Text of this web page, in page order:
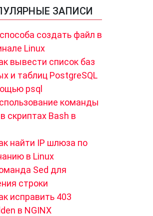
ЗАПИСИ
создать файл в
Linux
вывести список баз
и таблиц PostgreSQL
psql
команды
скриптах Bash в
найти IP шлюза по
в Linux
Sed для
строки
исправить 403
в NGINX